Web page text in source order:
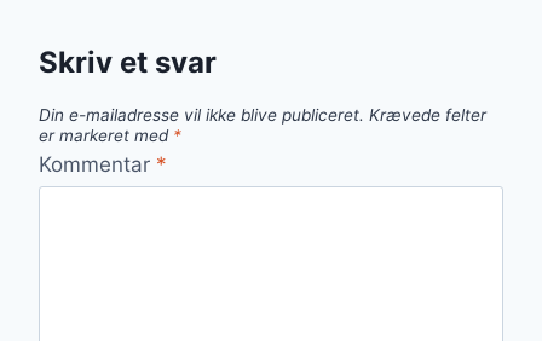
Skriv et svar
Din e-mailadresse vil ikke blive publiceret. Krævede felter
er markeret med *
Kommentar *